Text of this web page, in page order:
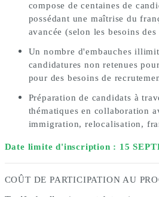
compose de centaines de
possédant une maîtrise du
avancée (selon les besoins des
Un nombre d'embauches
candidatures non retenues
pour des besoins de
Préparation de candidats à
thématiques en collaboration
immigration, relocalisation,
Date limite d'inscription : 15
COÛT DE PARTICIPATION AU